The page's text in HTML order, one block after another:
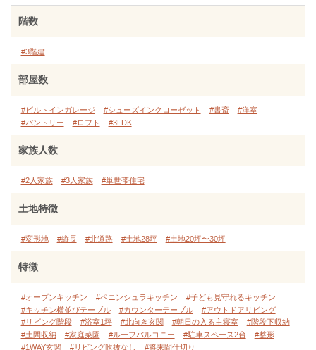
階数
#3階建
部屋数
#ビルトインガレージ #シューズインクローゼット #書斎
#洋室
#パントリー
#ロフト #3LDK
家族人数
#2人家族 #3人家族 #単世帯住宅
土地特徴
#変形地 #縦長 #北道路 #土地28坪 #土地20坪〜30坪
特徴
#オープンキッチン #ペニンシュラキッチン
#子ども見守れるキッチン
#キッチン横並びテーブル
#カウンターテーブル
#アウトドアリビング
#リビング階段
#浴室1坪 #北向き玄関 #朝日の入る主寝室
#階段下収納
#土間収納
#家庭菜園 #ルーフバルコニー #駐車スペース2台
#整形
#1WAY玄関
#リビング吹抜なし #将来間仕切り